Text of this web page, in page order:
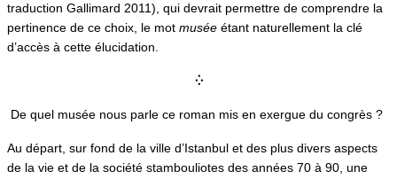
traduction Gallimard 2011), qui devrait permettre de comprendre la
pertinence de ce choix, le mot musée étant naturellement la clé
d’accès à cette élucidation.
⁛
De quel musée nous parle ce roman mis en exergue du congrès ?
Au départ, sur fond de la ville d’Istanbul et des plus divers aspects
de la vie et de la société stambouliotes des années 70 à 90, une